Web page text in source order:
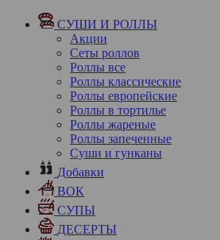
СУШИ И РОЛЛЫ
Акции
Сеты роллов
Роллы все
Роллы классические
Роллы европейские
Роллы в тортилье
Роллы жареные
Роллы запеченные
Суши и гунканы
Добавки
ВОК
СУПЫ
ДЕСЕРТЫ